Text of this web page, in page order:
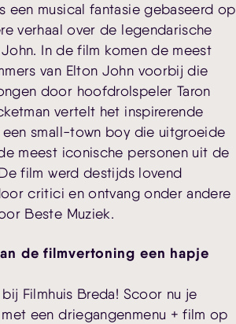
een musical fantasie gebaseerd op
verhaal over de legendarische
In de film komen de meest
van Elton John voorbij die
door hoofdrolspeler Taron
vertelt het inspirerende
een small-town boy die uitgroeide
meest iconische personen uit de
film werd destijds lovend
critici en ontvang onder andere
Beste Muziek.
de filmvertoning een hapje
Filmhuis Breda! Scoor nu je
een driegangenmenu + film op